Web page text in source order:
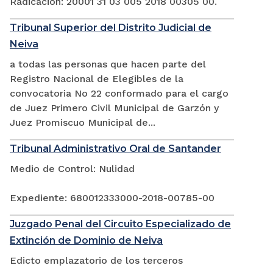
Tribunal Superior del Distrito Judicial de
Neiva
a todas las personas que hacen parte del
Registro Nacional de Elegibles de la
convocatoria No 22 conformado para el cargo
de Juez Primero Civil Municipal de Garzón y
Juez Promiscuo Municipal de...
Tribunal Administrativo Oral de Santander
Medio de Control: Nulidad
Expediente: 680012333000-2018-00785-00
Juzgado Penal del Circuito Especializado de
Extinción de Dominio de Neiva
Edicto emplazatorio de los terceros